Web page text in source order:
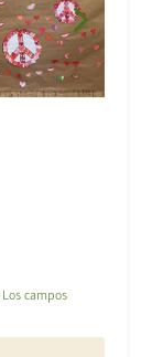
Los campos